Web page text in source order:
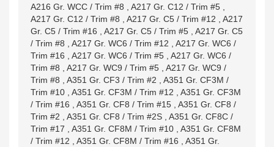
A216 Gr. WCC / Trim #8
A217 Gr. C12 / Trim #5
A217 Gr. C12 / Trim #8
A217 Gr. C5 / Trim #12
A217
Gr. C5 / Trim #16
A217 Gr. C5 / Trim #5
A217 Gr. C5
/ Trim #8
A217 Gr. WC6 / Trim #12
A217 Gr. WC6 /
Trim #16
A217 Gr. WC6 / Trim #5
A217 Gr. WC6 /
Trim #8
A217 Gr. WC9 / Trim #5
A217 Gr. WC9 /
Trim #8
A351 Gr. CF3 / Trim #2
A351 Gr. CF3M /
Trim #10
A351 Gr. CF3M / Trim #12
A351 Gr. CF3M
/ Trim #16
A351 Gr. CF8 / Trim #15
A351 Gr. CF8 /
Trim #2
A351 Gr. CF8 / Trim #2S
A351 Gr. CF8C /
Trim #17
A351 Gr. CF8M / Trim #10
A351 Gr. CF8M
/ Trim #12
A351 Gr. CF8M / Trim #16
A351 Gr.